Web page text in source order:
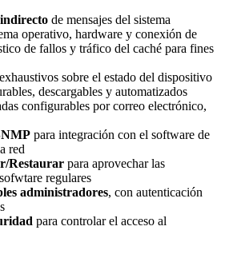
de mensajes del sistema
operativo, hardware y conexión de
de fallos y tráfico del caché para fines
sobre el estado del dispositivo
descargables y automatizados
configurables por correo electrónico,
para integración con el software de
red
Restaurar para aprovechar las
regulares
administradores, con autenticación
para controlar el acceso al